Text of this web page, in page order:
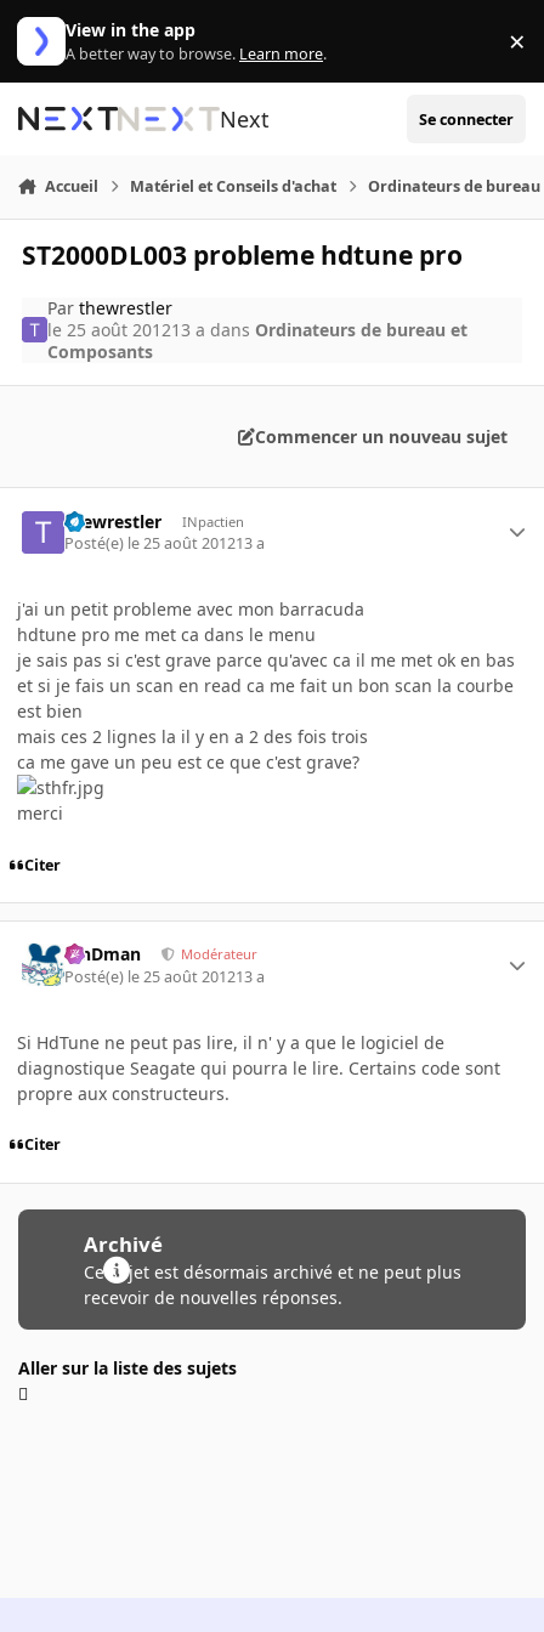
Aller au contenu
View in the app
A better way to browse. Learn more. ×
Next Se connecter
Accueil Matériel et Conseils d'achat Ordinateurs de bureau
ST2000DL003 probleme hdtune pro
Parthewrestler
le 25 août 201213 a dans Ordinateurs de bureau et
Composants
Commencer un nouveau sujet
thewrestler INpactien
Posté(e) le 25 août 201213 a
j'ai un petit probleme avec mon barracuda
hdtune pro me met ca dans le menu
je sais pas si c'est grave parce qu'avec ca il me met ok en bas
et si je fais un scan en read ca me fait un bon scan la courbe
est bien
mais ces 2 lignes la il y en a 2 des fois trois
ca me gave un peu est ce que c'est grave?
merci
Citer
RinDman Modérateur
Posté(e) le 25 août 201213 a
Si HdTune ne peut pas lire, il n' y a que le logiciel de
diagnostique Seagate qui pourra le lire. Certains code sont
propre aux constructeurs.
Citer
Archivé
Ce sujet est désormais archivé et ne peut plus
recevoir de nouvelles réponses.
Aller sur la liste des sujets